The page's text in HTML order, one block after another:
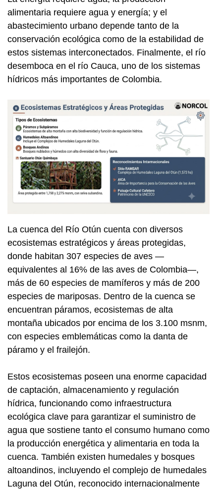
alimentaria requiere agua y energía; y el
abastecimiento urbano depende tanto de la
conservación ecológica como de la estabilidad de
estos sistemas interconectados. Finalmente, el río
desemboca en el río Cauca, uno de los sistemas
hídricos más importantes de Colombia.
La cuenca del Río Otún cuenta con diversos
ecosistemas estratégicos y áreas protegidas,
donde habitan 307 especies de aves —
equivalentes al 16% de las aves de Colombia—,
más de 60 especies de mamíferos y más de 200
especies de mariposas. Dentro de la cuenca se
encuentran páramos, ecosistemas de alta
montaña ubicados por encima de los 3.100 msnm,
con especies emblemáticas como la danta de
páramo y el frailejón.
Estos ecosistemas poseen una enorme capacidad
de captación, almacenamiento y regulación
hídrica, funcionando como infraestructura
ecológica clave para garantizar el suministro de
agua que sostiene tanto el consumo humano como
la producción energética y alimentaria en toda la
cuenca. También existen humedales y bosques
altoandinos, incluyendo el complejo de humedales
Laguna del Otún, reconocido internacionalmente